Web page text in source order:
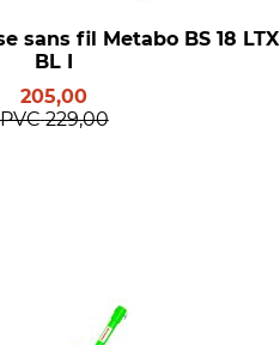
sans fil Metabo BS 18 LTX
BL I
205,00
PVC 229,00